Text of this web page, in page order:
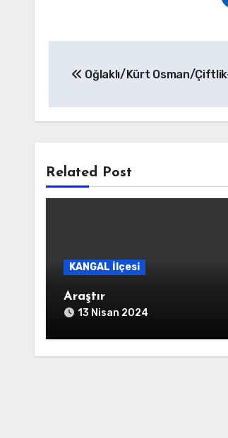
gezinmesi
Oğlaklı/Kürt Osman/
Related Post
KANGAL İlçesi
Araştır
13 Nisan 2024